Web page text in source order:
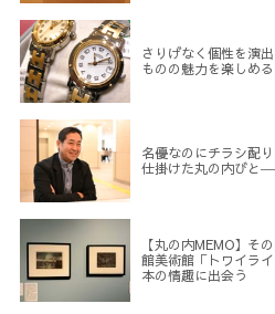
さりげなく個性を演
ものの魅力を楽しめ
名優なのにチラシ配
仕掛けた丸の内びと
【丸の内MEMO】そ
館美術館「トワイラ
本の情趣に出会う